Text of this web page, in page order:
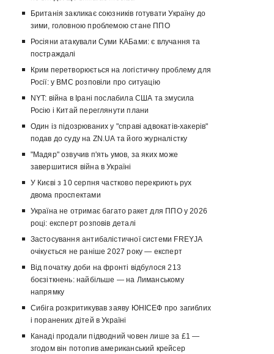
Британія закликає союзників готувати Україну до
зими, головною проблемою стане ППО
Росіяни атакували Суми КАБами: є влучання та
постраждалі
Крим перетворюється на логістичну проблему для
Росії: у ВМС розповіли про ситуацію
NYT: війна в Ірані послабила США та змусила
Росію і Китай переглянути плани
Один із підозрюваних у "справі адвокатів-хакерів"
подав до суду на ZN.UA та його журналістку
"Мадяр" озвучив п'ять умов, за яких може
завершитися війна в Україні
У Києві з 10 серпня частково перекриють рух
двома проспектами
Україна не отримає багато ракет для ППО у 2026
році: експерт розповів деталі
Застосування антибалістичної системи FREYJA
очікується не раніше 2027 року — експерт
Від початку доби на фронті відбулося 213
боєзіткнень: найбільше — на Лиманському
напрямку
Сибіга розкритикував заяву ЮНІСЕФ про загиблих
і поранених дітей в Україні
Канаді продали підводний човен лише за £1 —
згодом він потопив американський крейсер